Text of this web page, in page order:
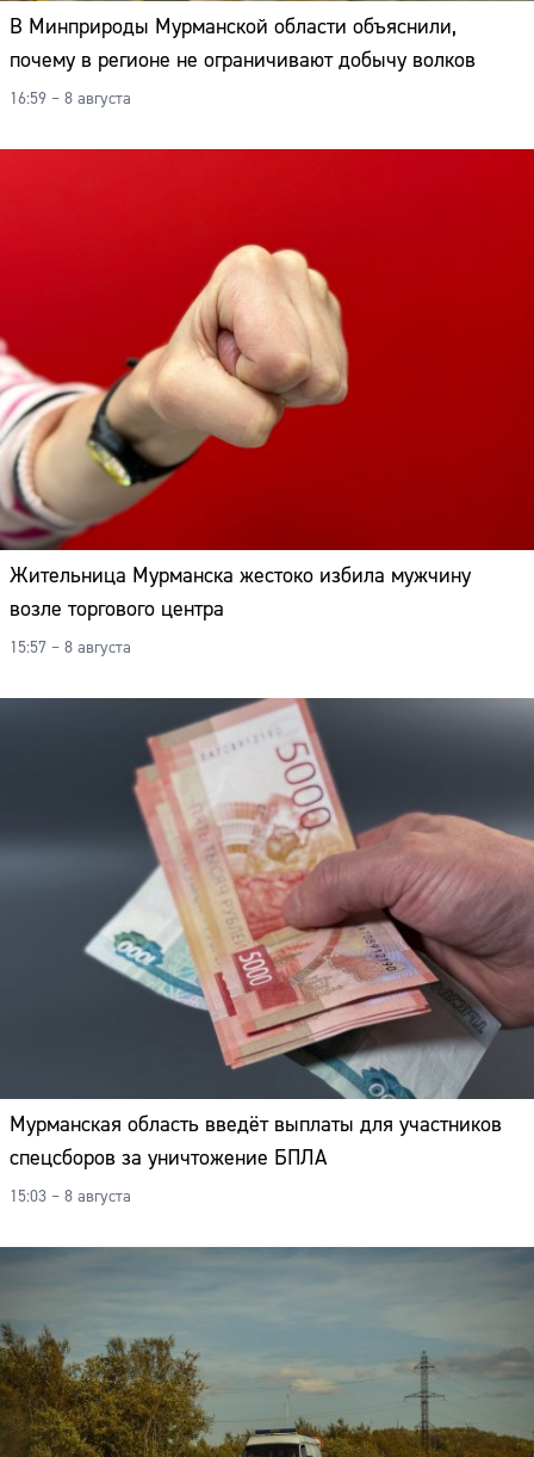
В Минприроды Мурманской области объяснили,
почему в регионе не ограничивают добычу волков
16:59 – 8 августа
Жительница Мурманска жестоко избила мужчину
возле торгового центра
15:57 – 8 августа
Мурманская область введёт выплаты для участников
спецсборов за уничтожение БПЛА
15:03 – 8 августа